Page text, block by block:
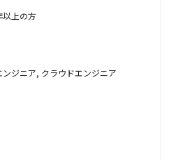
以上の方
ジニア, クラウドエンジニア